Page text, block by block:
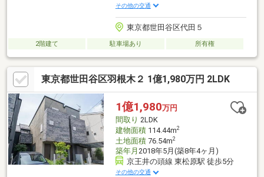
その他の交通
東京都世田谷区代田５
2階建て 駐車場あり 所有権
東京都世田谷区羽根木２ 1億1,980万円 2LDK
1億1,980万円
間取り 2LDK
建物面積114.44m2
土地面積76.54m2
築年月 2018年5月(築8年4ヶ月)
京王井の頭線 東松原駅 徒歩5分
その他の交通